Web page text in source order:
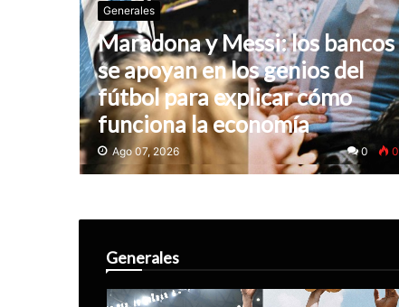
Generales
Maradona y Messi: los bancos
se apoyan en los genios del
fútbol para explicar cómo
funciona la economía
Ago 07, 2026 0 0
Generales